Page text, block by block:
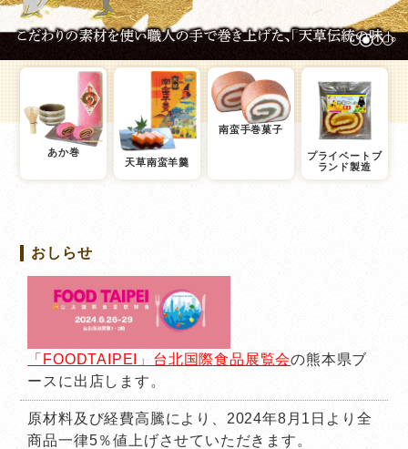
あか巻
天草南蛮羊羹
南蛮手巻菓子
プライベートブ
ランド製造
おしらせ
「FOODTAIPEI」台北国際食品展覧会の熊本県ブ
ースに出店します。
原材料及び経費高騰により、2024年8月1日より全
商品一律5％値上げさせていただきます。